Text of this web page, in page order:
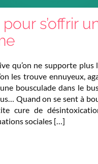
s’offrir
qu’on ne supporte plus
les trouve ennuyeux,
bousculade dans le
Quand on se sent à
cure de
sociales […]